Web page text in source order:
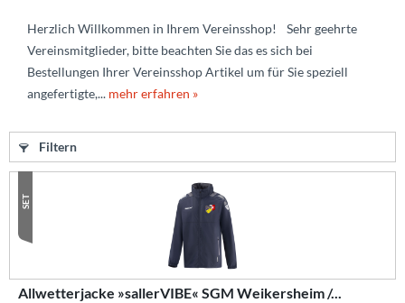
Herzlich Willkommen in Ihrem Vereinsshop! Sehr geehrte
Vereinsmitglieder, bitte beachten Sie das es sich bei
Bestellungen Ihrer Vereinsshop Artikel um für Sie speziell
angefertigte,... mehr erfahren »
Filtern
SET
Allwetterjacke »sallerVIBE« SGM Weikersheim /...